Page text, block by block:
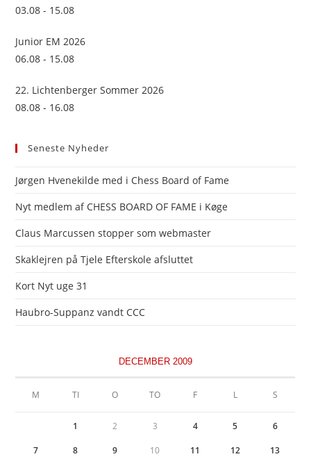
03.08 - 15.08
Junior EM 2026
06.08 - 15.08
22. Lichtenberger Sommer 2026
08.08 - 16.08
Seneste Nyheder
Jørgen Hvenekilde med i Chess Board of Fame
Nyt medlem af CHESS BOARD OF FAME i Køge
Claus Marcussen stopper som webmaster
Skaklejren på Tjele Efterskole afsluttet
Kort Nyt uge 31
Haubro-Suppanz vandt CCC
DECEMBER 2009
M TI O TO F L S
1 2 3 4 5 6
7 8 9 10 11 12 13